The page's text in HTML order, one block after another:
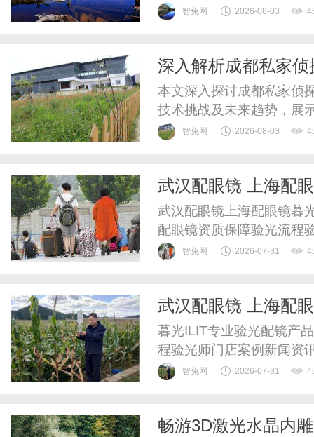
展，维沙现已形成覆盖专
花园、咖啡等更丰富的生
智兔网 2026-08-03
深入解析成都私家
本文深入探讨成都私家侦
技术挑战及未来趋势，展
智兔网 2026-08-03
武汉配眼镜 上海配
武汉配眼镜上海配眼镜暮
配眼镜资质保障验光流程
惠，兼顾高专业度与高性
智兔网 2026-07-31
武汉配眼镜 上海配
暮光ILIT专业验光配镜产
程验光师门店案例新闻资
惠，兼顾高专业度与高性
智兔网 2026-07-31
畅游3D激光水晶内